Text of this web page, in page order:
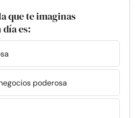
que te imaginas
es:
poderosa